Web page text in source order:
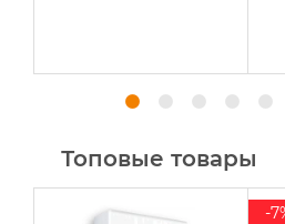
Топовые товары
-